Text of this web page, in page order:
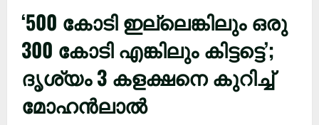
‘500 കോടി ഇല്ലെങ്കിലും ഒരു
300 കോടി എങ്കിലും കിട്ടട്ടെ’;
ദൃശ്യം 3 കളക്ഷനെ കുറിച്ച്
മോഹൻലാൽ